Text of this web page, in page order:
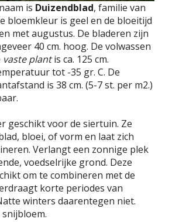
is Duizendblad, familie van
bloemkleur is geel en de bloeitijd
met augustus. De bladeren zijn
40 cm. hoog. De volwassen
vaste plantis ca. 125 cm.
tot -35 gr. C. De
is 38 cm. (5-7 st. per m2.)
geschikt voor de siertuin. Ze
bloei, of vorm en laat zich
Verlangt een zonnige plek
voedselrijke grond. Deze
om te combineren met de
korte periodes van
winters daarentegen niet.